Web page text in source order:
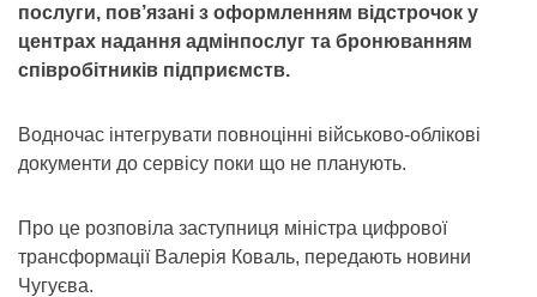
послуги, пов’язані з оформленням відстрочок у
центрах надання адмінпослуг та бронюванням
співробітників підприємств.
Водночас інтегрувати повноцінні військово-облікові
документи до сервісу поки що не планують.
Про це розповіла заступниця міністра цифрової
трансформації Валерія Коваль, передають новини
Чугуєва.